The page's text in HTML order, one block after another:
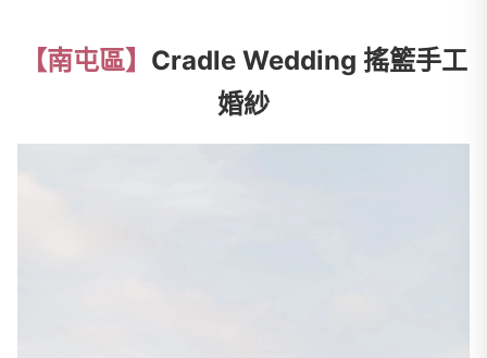
【南屯區】 Cradle Wedding 搖籃手工
婚紗